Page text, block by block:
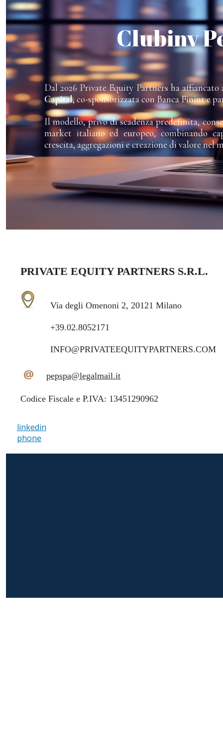
Clubinv
Dal 2026 Private Equity Partners ha
Capital, co-sponsorizzata con Banca Finint e
Il modello, privo di scadenza predefinita,
market italiano ed europeo, combinando
crescita, aggregazioni e creazione di valore nel
PRIVATE EQUITY PARTNERS S.R.L.
Via degli Omenoni 2, 20121 Milano
+39.02.8052171
INFO@PRIVATEEQUITYPARTNERS.COM
@ pepspa@legalmail.it
Codice Fiscale e P.IVA: 13451290962
linkedin
phone